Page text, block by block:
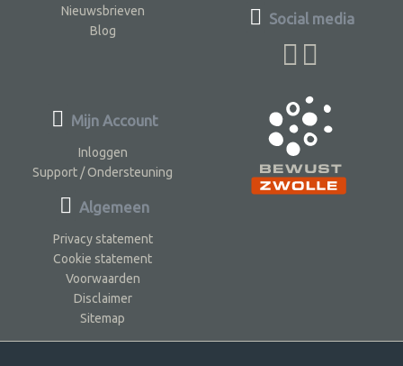
Nieuwsbrieven
Blog
Social media
Mijn Account
Inloggen
Support / Ondersteuning
Algemeen
Privacy statement
Cookie statement
Voorwaarden
Disclaimer
Sitemap